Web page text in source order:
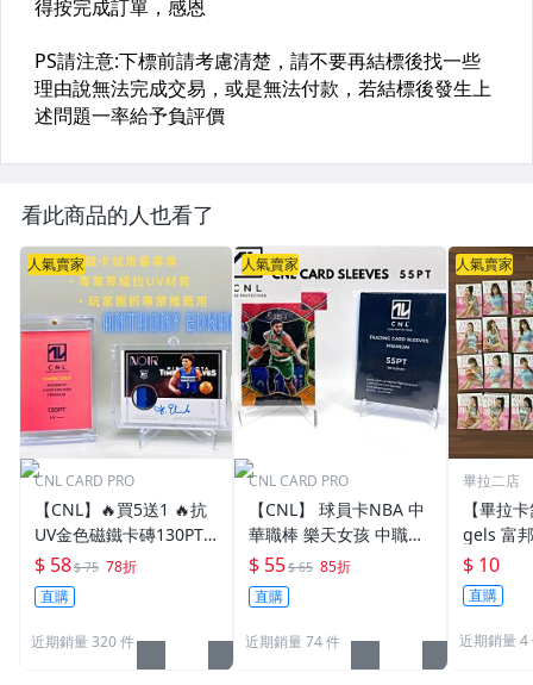
看此商品的人也看了
人氣賣家
CNL CARD PRO
【CNL】🔥買5送1 🔥抗
UV金色磁鐵卡磚130PT
球員卡NBA 中華職棒 樂
天女孩 中職啦啦隊 Passi
on Sisters 保護 P+ 卡磚
$ 58$ 75 78折
直購
近期銷量 320 件
人氣賣家
CNL CARD PRO
【CNL】 球員卡NBA 中
華職棒 樂天女孩 中職啦
啦隊T1 P+ 薄膜 卡膜55P
t(35pt也適用)
$ 55$ 65 85折
直購
近期銷量 74 件
人氣賣家
畢拉二店
【畢拉
gels 富
粉紅平
東東 秀秀子 檸檬 潔米
橘子 蓁
游 朱朱
$ 10
直購
近期銷量 4